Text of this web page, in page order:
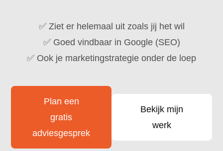
✅ Ziet er helemaal uit zoals jij het wil
✅ Goed vindbaar in Google (SEO)
✅ Ook je marketingstrategie onder de loep
Plan een
gratis
adviesgesprek
Bekijk mijn
werk